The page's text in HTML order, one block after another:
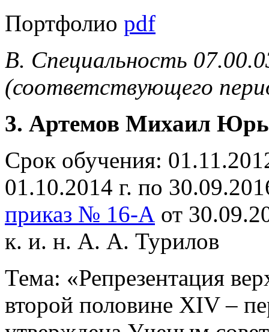
Портфолио pdf
В. Специальность
(соответствующего
3. Артемов Михаил
Срок обучения:
01.10.2014 г. по
приказ № 16-А от
к. и. н. А. А. Турилов
Тема: «Репрезентация
второй половине XIV –